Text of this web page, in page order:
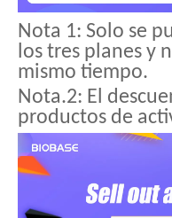
Nota 1: Solo se
los tres planes y
mismo tiempo.
Nota.2: El
productos de